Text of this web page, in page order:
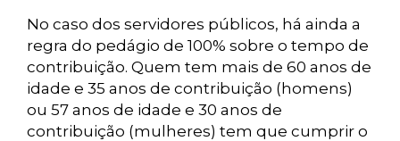
No caso dos servidores públicos, há ainda a
regra do pedágio de 100% sobre o tempo de
contribuição. Quem tem mais de 60 anos de
idade e 35 anos de contribuição (homens)
ou 57 anos de idade e 30 anos de
contribuição (mulheres) tem que cumprir o